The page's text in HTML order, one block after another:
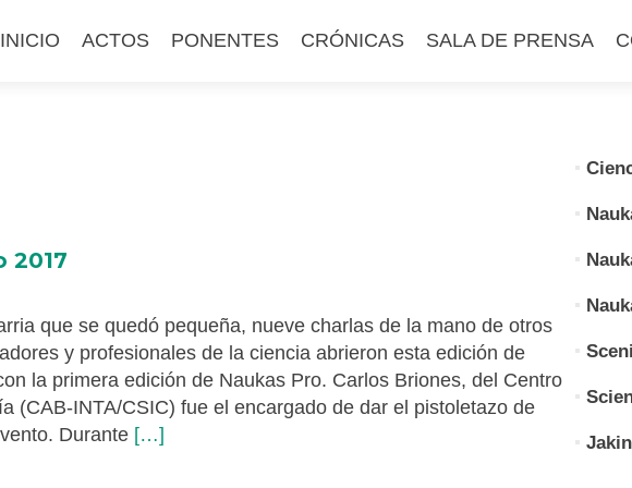
al
INICIO ACTOS PONENTES CRÓNICAS SALA DE PRENSA
2017
que se quedó pequeña, nueve charlas de la mano de otros
y profesionales de la ciencia abrieron esta edición de
la primera edición de Naukas Pro. Carlos Briones, del Centro
(CAB-INTA/CSIC) fue el encargado de dar el pistoletazo de
Durante Read
[…]